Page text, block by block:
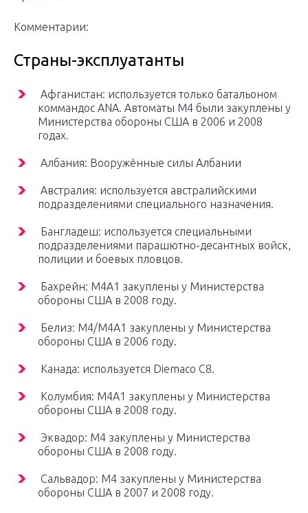
Комментарии:
Страны-эксплуатанты
Афганистан: используется только батальоном
коммандос ANA. Автоматы M4 были закуплены у
Министерства обороны США в 2006 и 2008
годах.
Албания: Вооружённые силы Албании
Австралия: используется австралийскими
подразделениями специального назначения.
Бангладеш: используется специальными
подразделениями парашютно-десантных войск,
полиции и боевых пловцов.
Бахрейн: M4A1 закуплены у Министерства
обороны США в 2008 году.
Белиз: M4/M4A1 закуплены у Министерства
обороны США в 2006 году.
Канада: используется Diemaco C8.
Колумбия: M4A1 закуплены у Министерства
обороны США в 2008 году.
Эквадор: M4 закуплены у Министерства
обороны США в 2008 году.
Сальвадор: M4 закуплены у Министерства
обороны США в 2007 и 2008 году.